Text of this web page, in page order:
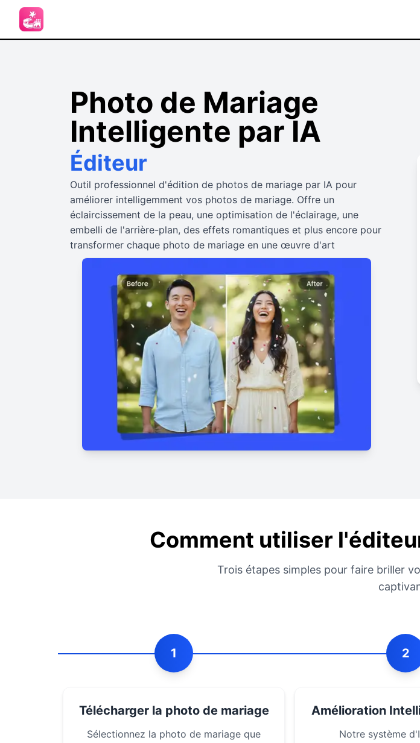
Photo de Mariage
Intelligente par IA
Éditeur
Outil professionnel d'édition de photos de mariage par IA pour
améliorer intelligemment vos photos de mariage. Offre un
éclaircissement de la peau, une optimisation de l'éclairage, une
embelli de l'arrière-plan, des effets romantiques et plus encore pour
transformer chaque photo de mariage en une œuvre d'art
Comment utiliser
Trois étapes simples pour faire briller
1
Télécharger la photo de mariage
Sélectionnez la photo de mariage que
2
Amélioration
Notre système